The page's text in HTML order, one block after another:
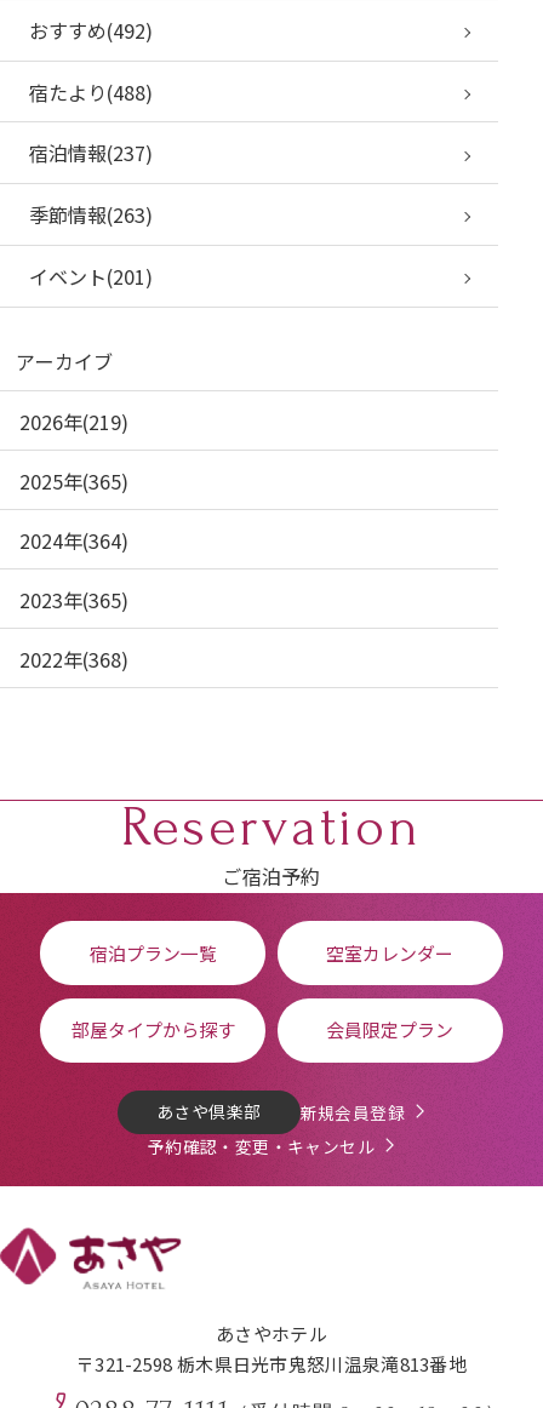
おすすめ(492)
宿たより(488)
宿泊情報(237)
季節情報(263)
イベント(201)
アーカイブ
2026年(219)
2025年(365)
2024年(364)
2023年(365)
2022年(368)
Reservation
ご宿泊予約
宿泊プラン一覧 空室カレンダー
部屋タイプから探す 会員限定プラン
あさや倶楽部
新規会員登録
予約確認・変更・キャンセル
あさやホテル
〒321-2598 栃木県日光市鬼怒川温泉滝813番地